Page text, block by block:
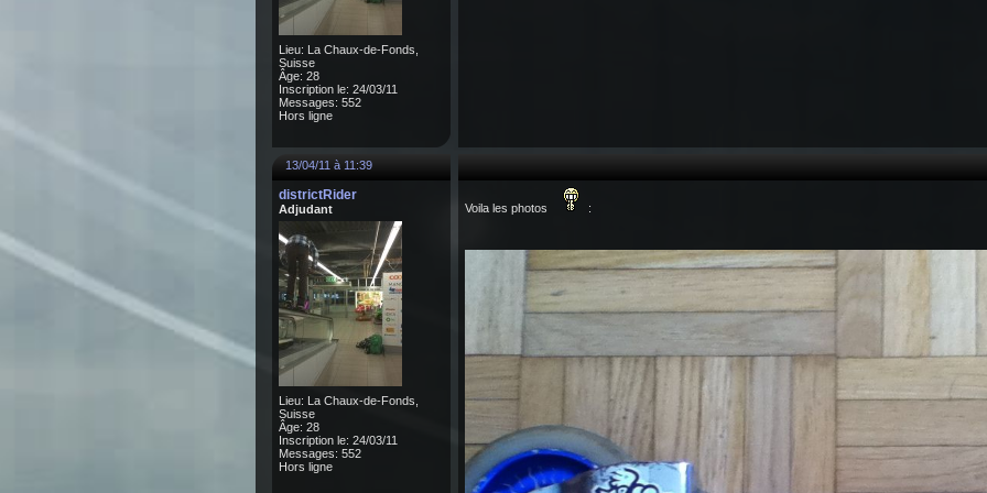
Lieu: La Chaux-de-Fonds,
Suisse
Âge: 28
Inscription le: 24/03/11
Messages: 552
Hors ligne
13/04/11 à 11:39
districtRider
Adjudant
Lieu: La Chaux-de-Fonds,
Suisse
Âge: 28
Inscription le: 24/03/11
Messages: 552
Hors ligne
Voila les photos :